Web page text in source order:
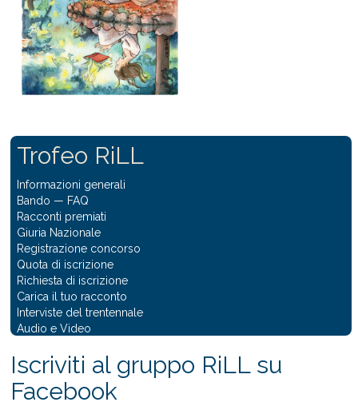
Trofeo RiLL
Informazioni generali
Bando — FAQ
Racconti premiati
Giuria Nazionale
Registrazione concorso
Quota di iscrizione
Richiesta di iscrizione
Carica il tuo racconto
Interviste del trentennale
Audio e Video
Iscriviti al gruppo RiLL su
Facebook